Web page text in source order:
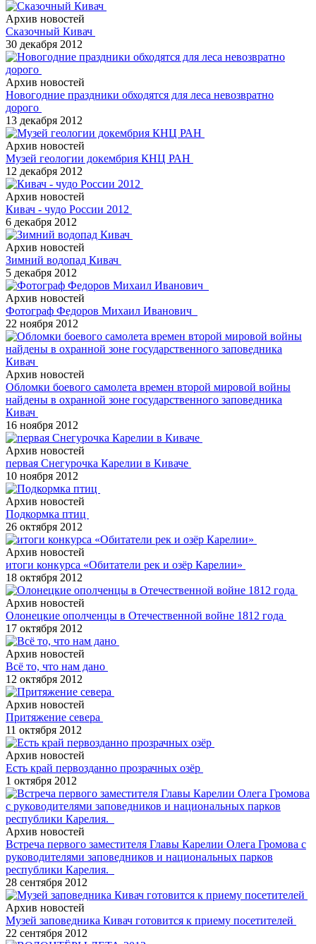
Архив новостей
Сказочный Кивач
30 декабря 2012
Архив новостей
Новогодние праздники обходятся для леса невозвратно
дорого
13 декабря 2012
Архив новостей
Музей геологии докембрия КНЦ РАН
12 декабря 2012
Архив новостей
Кивач - чудо России 2012
6 декабря 2012
Архив новостей
Зимний водопад Кивач
5 декабря 2012
Архив новостей
Фотограф Федоров Михаил Иванович
22 ноября 2012
Архив новостей
Обломки боевого самолета времен второй мировой войны
найдены в охранной зоне государственного заповедника
Кивач
16 ноября 2012
Архив новостей
первая Снегурочка Карелии в Киваче
10 ноября 2012
Архив новостей
Подкормка птиц
26 октября 2012
Архив новостей
итоги конкурса «Обитатели рек и озёр Карелии»
18 октября 2012
Архив новостей
Олонецкие ополченцы в Отечественной войне 1812 года
17 октября 2012
Архив новостей
Всё то, что нам дано
12 октября 2012
Архив новостей
Притяжение севера
11 октября 2012
Архив новостей
Есть край первозданно прозрачных озёр
1 октября 2012
Архив новостей
Встреча первого заместителя Главы Карелии Олега Громова с
руководителями заповедников и национальных парков
республики Карелия.
28 сентября 2012
Архив новостей
Музей заповедника Кивач готовится к приему посетителей
22 сентября 2012